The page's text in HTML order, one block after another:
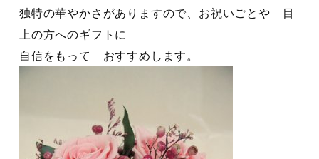
独特の華やかさがありますので、お祝いごとや 目
上の方へのギフトに
自信をもって おすすめします。